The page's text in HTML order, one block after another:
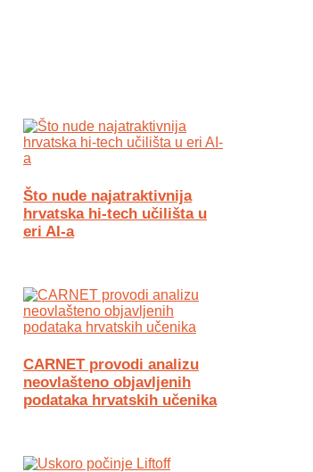
Što nude najatraktivnija
hrvatska hi-tech učilišta u
eri AI-a
CARNET provodi analizu
neovlašteno objavljenih
podataka hrvatskih učenika